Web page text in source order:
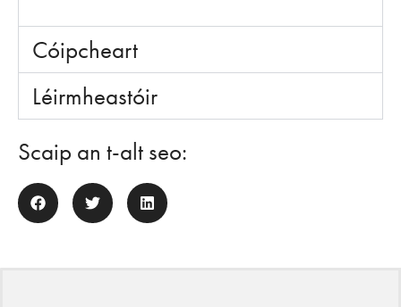
Cóipcheart
Léirmheastóir
Scaip an t-alt seo: